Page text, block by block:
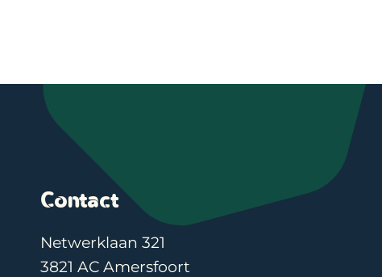
Contact
Netwerklaan 321
3821 AC Amersfoort